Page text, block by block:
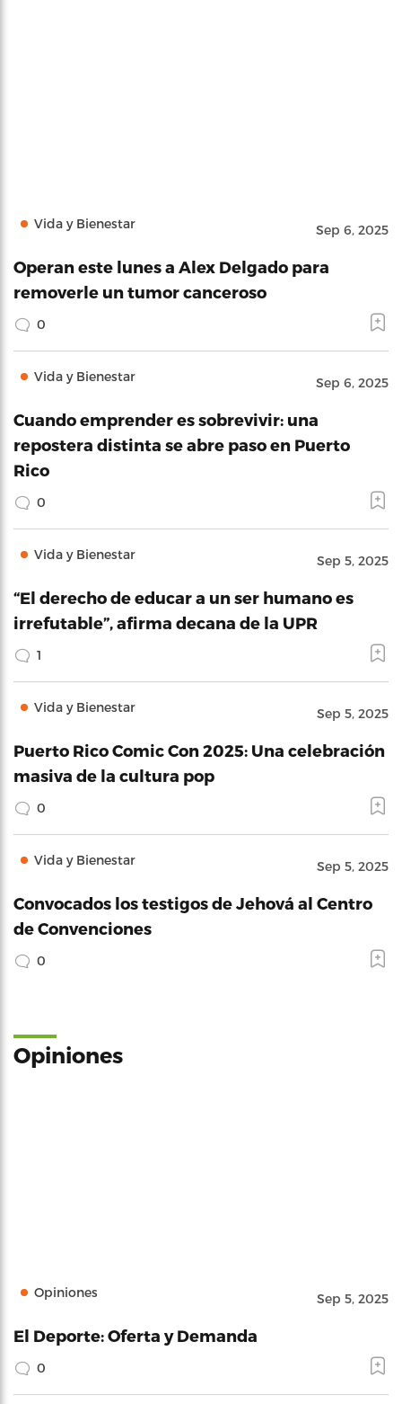
Vida y Bienestar Sep 6, 2025
Operan este lunes a Alex Delgado para
removerle un tumor canceroso
0
Vida y Bienestar Sep 6, 2025
Cuando emprender es sobrevivir: una
repostera distinta se abre paso en Puerto
Rico
0
Vida y Bienestar Sep 5, 2025
“El derecho de educar a un ser humano es
irrefutable”, afirma decana de la UPR
1
Vida y Bienestar Sep 5, 2025
Puerto Rico Comic Con 2025: Una celebración
masiva de la cultura pop
0
Vida y Bienestar Sep 5, 2025
Convocados los testigos de Jehová al Centro
de Convenciones
0
Opiniones
Opiniones Sep 5, 2025
El Deporte: Oferta y Demanda
0